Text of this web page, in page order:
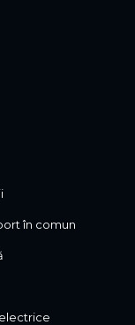
pentru mobilierul
în comun